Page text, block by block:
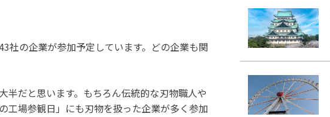
社の企業が参加予定しています。どの企業も関
半だと思います。もちろん伝統的な刃物職人や
工場参観日」にも刃物を扱った企業が多く参加